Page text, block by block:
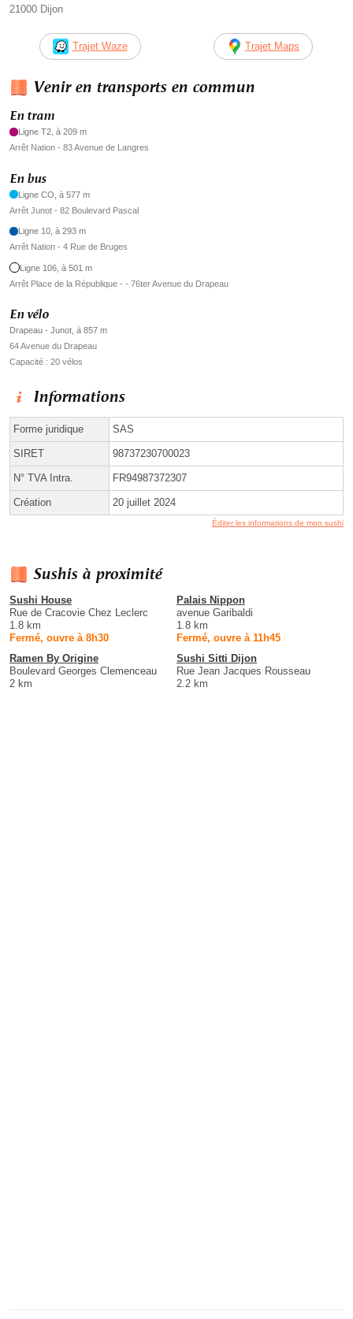
21000 Dijon
Trajet Waze Trajet Maps
Venir en transports en commun
En tram
Ligne T2, à 209 m
Arrêt Nation - 83 Avenue de Langres
En bus
Ligne CO, à 577 m
Arrêt Junot - 82 Boulevard Pascal
Ligne 10, à 293 m
Arrêt Nation - 4 Rue de Bruges
Ligne 106, à 501 m
Arrêt Place de la République - - 76ter Avenue du Drapeau
En vélo
Drapeau - Junot, à 857 m
64 Avenue du Drapeau
Capacité : 20 vélos
Informations
Forme juridique SAS
SIRET 98737230700023
N° TVA Intra. FR94987372307
Création 20 juillet 2024
Éditer les informations de mon sushi
Sushis à proximité
Sushi House
Rue de Cracovie Chez Leclerc
1.8 km
Fermé, ouvre à 8h30
Palais Nippon
avenue Garibaldi
1.8 km
Fermé, ouvre à 11h45
Ramen By Origine
Boulevard Georges Clemenceau
2 km
Sushi Sitti Dijon
Rue Jean Jacques Rousseau
2.2 km